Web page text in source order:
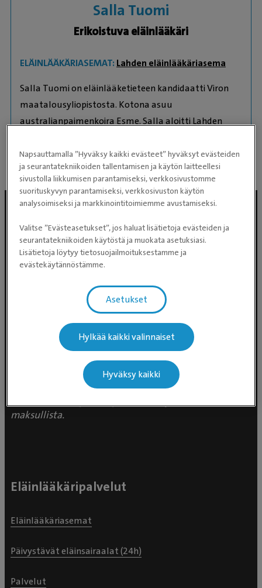
Salla Tuomi
Erikoistuva eläinlääkäri
ELÄINLÄÄKÄRIASEMAT: Lahden eläinlääkäriasema
Salla Tuomi on eläinlääketieteen kandidaatti Viron
maatalousyliopistosta. Kotona asuu
australianpaimenkoira Esme. Salla aloitti Lahden
Evidensia Eläinlääkäripalvelut
Takomotie 1-3, 4. krs 00380 Helsinki
Valtakunnallinen asiakaspalvelu:
p. 0300 484 789 (0,59€/min +
pvm/mpm) (ma–pe klo 8:00–16:00)
Puhelun hinta 0300-ajanvarausnumeroon on
maksullista.
Eläinlääkäripalvelut
Eläinlääkäriasemat
Päivystävät eläinsairaalat (24h)
Palvelut
Napsauttamalla ”Hyväksy kaikki evästeet” hyväksyt evästeiden
ja seurantatekniikoiden tallentamisen ja käytön laitteellesi
sivustolla liikkumisen parantamiseksi, verkkosivustomme
suorituskyvyn parantamiseksi, verkkosivuston käytön
analysoimiseksi ja markkinointitoimiemme avustamiseksi.
Valitse ”Evästeasetukset”, jos haluat lisätietoja evästeiden ja
seurantatekniikoiden käytöstä ja muokata asetuksiasi.
Lisätietoja löytyy tietosuojailmoituksestamme ja
evästekäytännöstämme.
Asetukset
Hylkää kaikki valinnaiset
Hyväksy kaikki